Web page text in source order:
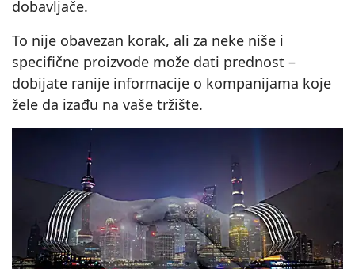
dobavljače.
To nije obavezan korak, ali za neke niše i
specifične proizvode može dati prednost –
dobijate ranije informacije o kompanijama koje
žele da izađu na vaše tržište.